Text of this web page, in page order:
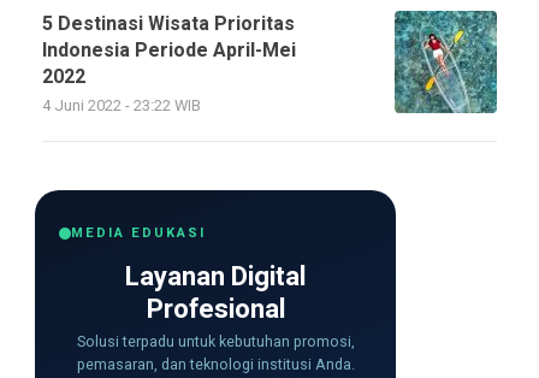
5 Destinasi Wisata Prioritas
Indonesia Periode April-Mei
2022
4 Juni 2022 - 23:22 WIB
MEDIA EDUKASI
Layanan Digital
Profesional
Solusi terpadu untuk kebutuhan promosi,
pemasaran, dan teknologi institusi Anda.